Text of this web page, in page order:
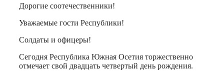
Дорогие соотечественники!
Уважаемые гости Республики!
Солдаты и офицеры!
Сегодня Республика Южная Осетия торжественно
отмечает свой двадцать четвертый день рождения.